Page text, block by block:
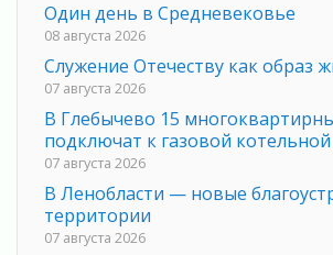
Один день в Средневековье
08 августа 2026
Служение Отечеству как образ
07 августа 2026
В Глебычево 15
подключат к газовой котельной
07 августа 2026
В Ленобласти — новые
территории
07 августа 2026